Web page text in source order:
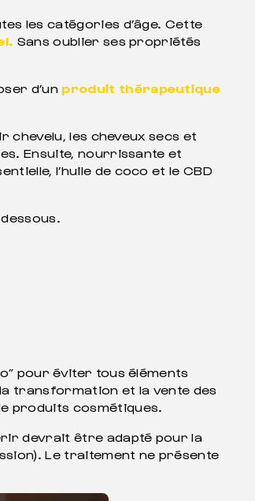
les catégories d’âge. Cette
Sans oublier ses propriétés
d’un produit thérapeutique
chevelu, les cheveux secs et
Ensuite, nourrissante et
l’huile de coco et le CBD
pour éviter tous éléments
transformation et la vente des
produits cosmétiques.
devrait être adapté pour la
Le traitement ne présente